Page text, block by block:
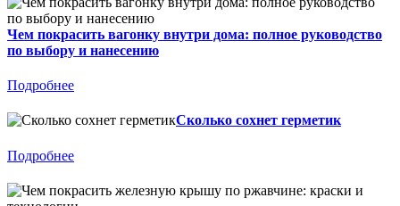
Чем покрасить вагонку внутри дома: полное руководство
по выбору и нанесению
Подробнее
Сколько сохнет герметик
Подробнее